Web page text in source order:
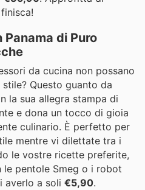
Panama di Puro
da cucina non possano
Questo guanto da
la sua allegra stampa di
e dona un tocco di gioia
culinario. È perfetto per
mentre vi dilettate tra i
le vostre ricette preferite,
pentole Smeg o i robot
averlo a soli €5,90.